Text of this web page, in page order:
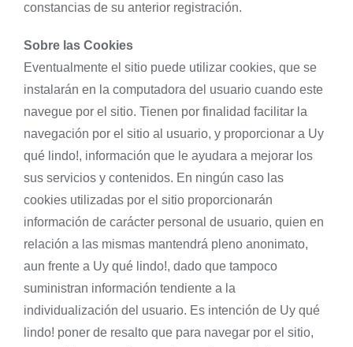
constancias de su anterior registración.
Sobre las Cookies
Eventualmente el sitio puede utilizar cookies, que se
instalarán en la computadora del usuario cuando este
navegue por el sitio. Tienen por finalidad facilitar la
navegación por el sitio al usuario, y proporcionar a Uy
qué lindo!, información que le ayudara a mejorar los
sus servicios y contenidos. En ningún caso las
cookies utilizadas por el sitio proporcionarán
información de carácter personal de usuario, quien en
relación a las mismas mantendrá pleno anonimato,
aun frente a Uy qué lindo!, dado que tampoco
suministran información tendiente a la
individualización del usuario. Es intención de Uy qué
lindo! poner de resalto que para navegar por el sitio,